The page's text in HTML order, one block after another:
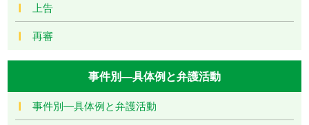
上告
再審
事件別―具体例と弁護活動
事件別―具体例と弁護活動